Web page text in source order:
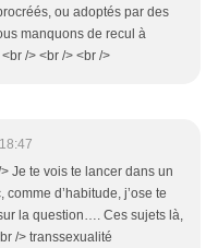
ou adoptés par des
manquons de recul à
/> <br /> <br />
Je te vois te lancer dans un
d’habitude, j’ose te
la question…. Ces sujets là,
/> transsexualité